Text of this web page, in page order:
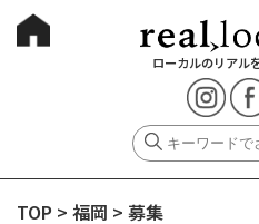
ローカルのリアル
TOP > 福岡 > 募集